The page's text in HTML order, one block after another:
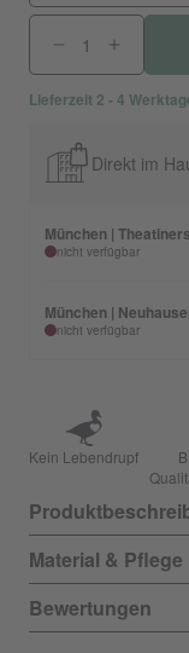
Lieferzeit 2 - 4
Direkt im
München |
nicht verfügbar
München |
nicht verfügbar
Kein Lebendrupf
Material & Pflege
Bewertungen